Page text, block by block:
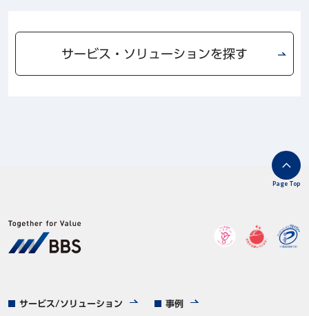
サービス・ソリューションを探す
サービス/ソリューション 事例
Page Top